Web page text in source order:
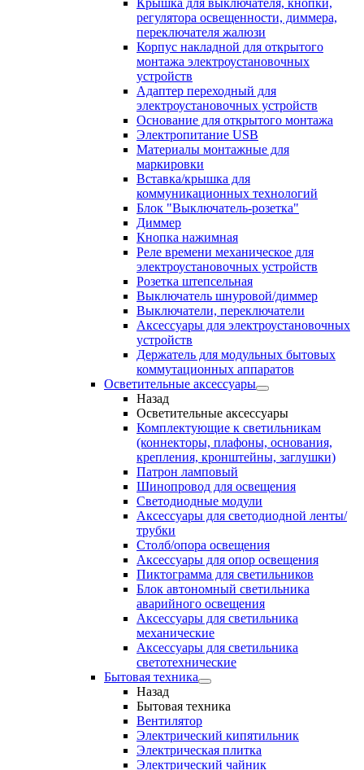
Крышка для выключателя, кнопки,
регулятора освещенности, диммера,
переключателя жалюзи
Корпус накладной для открытого
монтажа электроустановочных
устройств
Адаптер переходный для
электроустановочных устройств
Основание для открытого монтажа
Электропитание USB
Материалы монтажные для
маркировки
Вставка/крышка для
коммуникационных технологий
Блок "Выключатель-розетка"
Диммер
Кнопка нажимная
Реле времени механическое для
электроустановочных устройств
Розетка штепсельная
Выключатель шнуровой/диммер
Выключатели, переключатели
Аксессуары для электроустановочных
устройств
Держатель для модульных бытовых
коммутационных аппаратов
Осветительные аксессуары
Назад
Осветительные аксессуары
Комплектующие к светильникам
(коннекторы, плафоны, основания,
крепления, кронштейны, заглушки)
Патрон ламповый
Шинопровод для освещения
Светодиодные модули
Аксессуары для светодиодной ленты/
трубки
Столб/опора освещения
Аксессуары для опор освещения
Пиктограмма для светильников
Блок автономный светильника
аварийного освещения
Аксессуары для светильника
механические
Аксессуары для светильника
светотехнические
Бытовая техника
Назад
Бытовая техника
Вентилятор
Электрический кипятильник
Электрическая плитка
Электрический чайник